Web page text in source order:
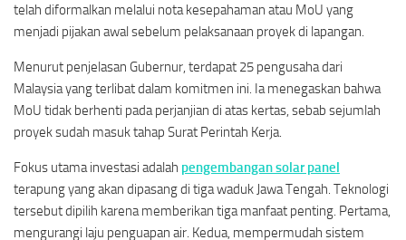
telah diformalkan melalui nota kesepahaman atau MoU yang
menjadi pijakan awal sebelum pelaksanaan proyek di lapangan.
Menurut penjelasan Gubernur, terdapat 25 pengusaha dari
Malaysia yang terlibat dalam komitmen ini. Ia menegaskan bahwa
MoU tidak berhenti pada perjanjian di atas kertas, sebab sejumlah
proyek sudah masuk tahap Surat Perintah Kerja.
Fokus utama investasi adalah pengembangan solar panel
terapung yang akan dipasang di tiga waduk Jawa Tengah. Teknologi
tersebut dipilih karena memberikan tiga manfaat penting. Pertama,
mengurangi laju penguapan air. Kedua, mempermudah sistem